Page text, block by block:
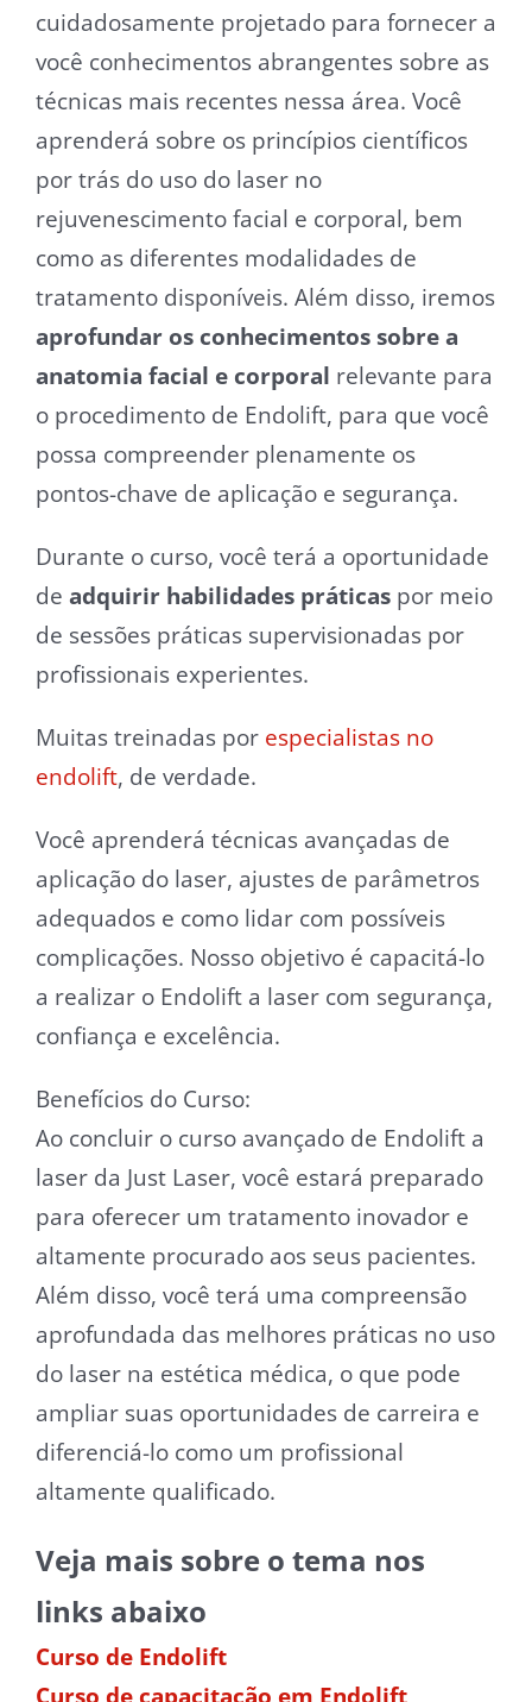
cuidadosamente projetado para fornecer a
você conhecimentos abrangentes sobre as
técnicas mais recentes nessa área. Você
aprenderá sobre os princípios científicos
por trás do uso do laser no
rejuvenescimento facial e corporal, bem
como as diferentes modalidades de
tratamento disponíveis. Além disso, iremos
aprofundar os conhecimentos sobre a
anatomia facial e corporal relevante para
o procedimento de Endolift, para que você
possa compreender plenamente os
pontos-chave de aplicação e segurança.
Durante o curso, você terá a oportunidade
de adquirir habilidades práticas por meio
de sessões práticas supervisionadas por
profissionais experientes.
Muitas treinadas por especialistas no
endolift, de verdade.
Você aprenderá técnicas avançadas de
aplicação do laser, ajustes de parâmetros
adequados e como lidar com possíveis
complicações. Nosso objetivo é capacitá-lo
a realizar o Endolift a laser com segurança,
confiança e excelência.
Benefícios do Curso:
Ao concluir o curso avançado de Endolift a
laser da Just Laser, você estará preparado
para oferecer um tratamento inovador e
altamente procurado aos seus pacientes.
Além disso, você terá uma compreensão
aprofundada das melhores práticas no uso
do laser na estética médica, o que pode
ampliar suas oportunidades de carreira e
diferenciá-lo como um profissional
altamente qualificado.
Veja mais sobre o tema nos
links abaixo
Curso de Endolift
Curso de capacitação em Endolift